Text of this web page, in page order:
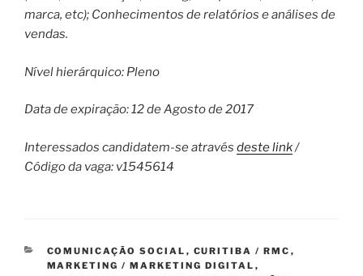
marca, etc); Conhecimentos de relatórios e análises de
vendas.
Nível hierárquico: Pleno
Data de expiração: 12 de Agosto de 2017
Interessados candidatem-se através deste link/
Código da vaga: v1545614
CATEGORIAS
COMUNICAÇÃO SOCIAL , CURITIBA / RMC ,
MARKETING / MARKETING DIGITAL ,